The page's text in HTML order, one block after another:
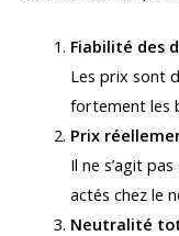
Fiabilité des
Les prix sont
fortement les
Prix
Il ne s’agit
actés chez le
Neutralité